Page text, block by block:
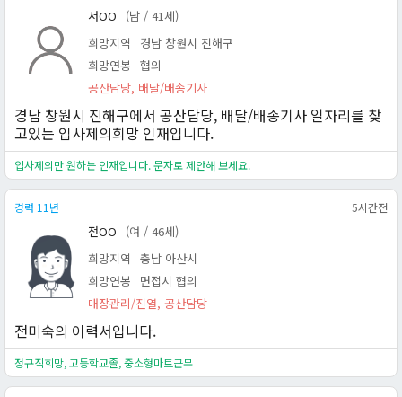
서OO
(남 / 41세)
희망지역
경남 창원시 진해구
희망연봉 협의
공산담당, 배달/배송기사
경남 창원시 진해구에서 공산담당, 배달/배송기사 일자리를 찾
고있는 입사제의희망 인재입니다.
입사제의만 원하는 인재입니다. 문자로 제안해 보세요.
경력 11년 5시간전
전OO
(여 / 46세)
희망지역
충남 아산시
희망연봉
면접시 협의
매장관리/진열, 공산담당
전미숙의 이력서입니다.
정규직희망, 고등학교졸, 중소형마트근무